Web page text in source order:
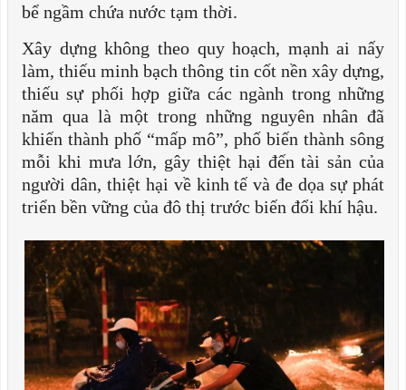
bể ngầm chứa nước tạm thời.
Xây dựng không theo quy hoạch, mạnh ai nấy
làm, thiếu minh bạch thông tin cốt nền xây dựng,
thiếu sự phối hợp giữa các ngành trong những
năm qua là một trong những nguyên nhân đã
khiến thành phố “mấp mô”, phố biến thành sông
mỗi khi mưa lớn, gây thiệt hại đến tài sản của
người dân, thiệt hại về kinh tế và đe dọa sự phát
triển bền vững của đô thị trước biến đổi khí hậu.